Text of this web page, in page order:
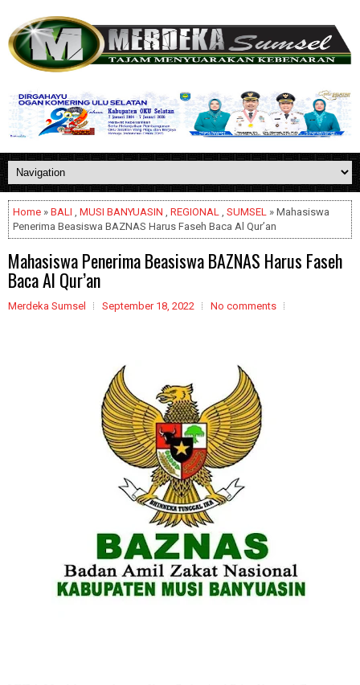
Home » BALI , MUSI BANYUASIN , REGIONAL , SUMSEL » Mahasiswa
Penerima Beasiswa BAZNAS Harus Faseh Baca Al Qur’an
Mahasiswa Penerima Beasiswa BAZNAS Harus Faseh
Baca Al Qur’an
Merdeka Sumsel September 18, 2022 No comments